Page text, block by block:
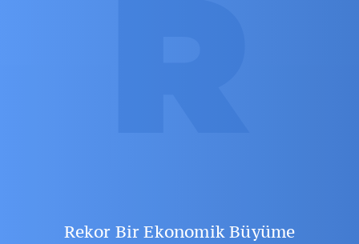
Rekor Bir Ekonomik Büyüme